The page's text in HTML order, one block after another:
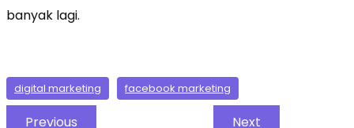
banyak lagi.
digital marketing facebook marketing
Previous Next